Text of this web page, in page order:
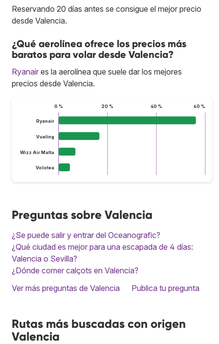
Reservando 20 días antes se consigue el mejor precio
desde Valencia.
¿Qué aerolínea ofrece los precios más
baratos para volar desde Valencia?
Ryanair es la aerolínea que suele dar los mejores
precios desde Valencia.
0 % 20 % 40 % 60 %
Ryanair
Vueling
Wizz Air Malta
Volotea
Preguntas sobre Valencia
¿Se puede salir y entrar del Oceanografic?
¿Qué ciudad es mejor para una escapada de 4 días:
Valencia o Sevilla?
¿Dónde comer calçots en Valencia?
Ver más preguntas de Valencia
Publica tu pregunta
Rutas más buscadas con origen
Valencia